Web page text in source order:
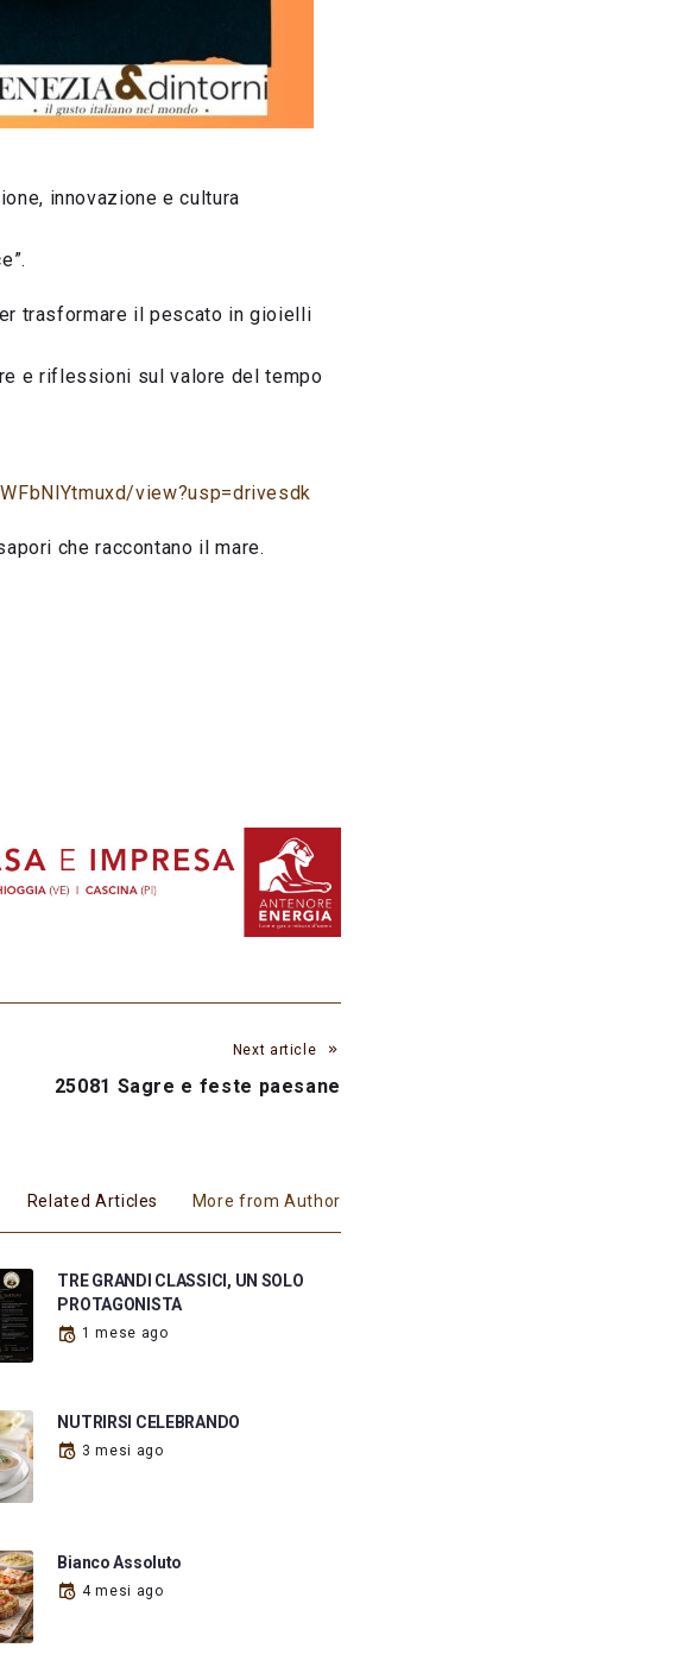
innovazione e cultura
trasformare il pescato in gioielli
e riflessioni sul valore del tempo
view?usp=drivesdk
che raccontano il mare.
Next article
25081 Sagre e feste paesane
Related Articles More from Author
TRE GRANDI CLASSICI, UN SOLO
PROTAGONISTA
1 mese ago
NUTRIRSI CELEBRANDO
3 mesi ago
Bianco Assoluto
4 mesi ago